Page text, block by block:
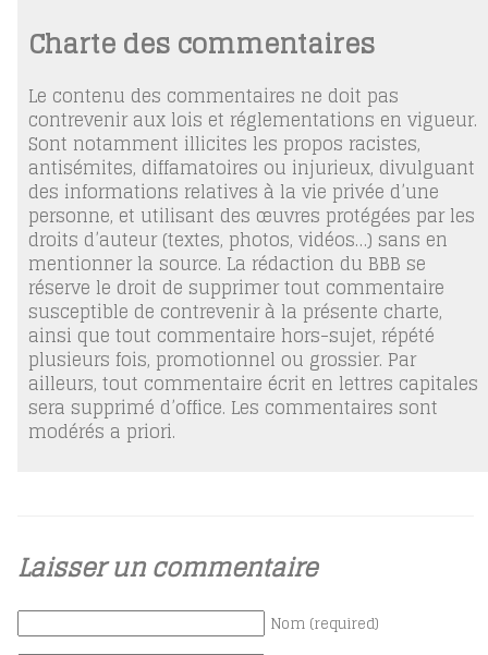
Charte des commentaires
Le contenu des commentaires ne doit pas
contrevenir aux lois et réglementations en vigueur.
Sont notamment illicites les propos racistes,
antisémites, diffamatoires ou injurieux, divulguant
des informations relatives à la vie privée d’une
personne, et utilisant des œuvres protégées par les
droits d’auteur (textes, photos, vidéos…) sans en
mentionner la source. La rédaction du BBB se
réserve le droit de supprimer tout commentaire
susceptible de contrevenir à la présente charte,
ainsi que tout commentaire hors-sujet, répété
plusieurs fois, promotionnel ou grossier. Par
ailleurs, tout commentaire écrit en lettres capitales
sera supprimé d’office. Les commentaires sont
modérés a priori.
Laisser un commentaire
Nom (required)